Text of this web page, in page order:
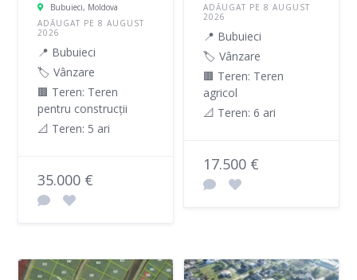
Bubuieci, Moldova
ADĂUGAT PE 8 AUGUST
2026
📍 Bubuieci
🏷️ Vânzare
🟫 Teren: Teren
pentru construcții
📐 Teren: 5 ari
35.000 €
ADĂUGAT PE 8 AUGUST
2026
📍 Bubuieci
🏷️ Vânzare
🟫 Teren: Teren
agricol
📐 Teren: 6 ari
17.500 €